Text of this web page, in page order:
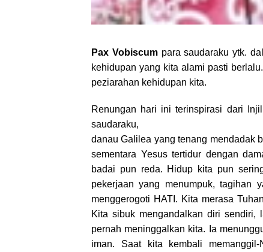
Pax Vobiscumpara saudaraku ytk.
kehidupan yang kita alami pasti
peziarahan kehidupan kita.
Renungan hari ini terinspirasi dari
saudaraku,
danau Galilea yang tenang mendadak
sementara Yesus tertidur dengan
badai pun reda. Hidup kita pun
pekerjaan yang menumpuk, tagihan
menggerogoti HATI. Kita merasa
Kita sibuk mengandalkan diri sendiri,
pernah meninggalkan kita. Ia
iman. Saat kita kembali